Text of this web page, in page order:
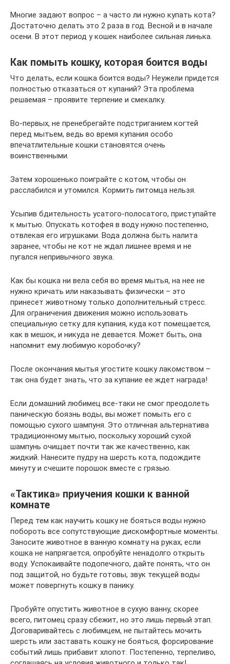
Многие задают вопрос – а часто ли нужно купать кота?
Достаточно делать это 2 раза в год. Весной и в начале
осени. В этот период у кошек наиболее сильная линька.
Как помыть кошку, которая боится воды
Что делать, если кошка боится воды? Неужели придется
полностью отказаться от купаний? Эта проблема
решаемая – проявите терпение и смекалку.
Во-первых, не пренебрегайте подстриганием когтей
перед мытьем, ведь во время купания особо
впечатлительные кошки становятся очень
воинственными.
Затем хорошенько поиграйте с котом, чтобы он
расслабился и утомился. Кормить питомца нельзя.
Усыпив бдительность усатого-полосатого, приступайте
к мытью. Опускать котофея в воду нужно постепенно,
отвлекая его игрушками. Вода должна быть налита
заранее, чтобы не кот не ждал лишнее время и не
пугался непривычного звука.
Как бы кошка ни вела себя во время мытья, на нее не
нужно кричать или наказывать физически – это
принесет животному только дополнительный стресс.
Для ограничения движения можно использовать
специальную сетку для купания, куда кот помещается,
как в мешок, и никуда не девается. Может быть, она
напомнит ему любимую коробочку?
После окончания мытья угостите кошку лакомством –
так она будет знать, что за купание ее ждет награда!
Если домашний любимец все-таки не смог преодолеть
паническую боязнь воды, вы может помыть его с
помощью сухого шампуня. Это отличная альтернатива
традиционному мытью, поскольку хороший сухой
шампунь очищает почти так же качественно, как
жидкий. Нанесите пудру на шерсть кота, подождите
минуту и счешите порошок вместе с грязью.
«Тактика» приучения кошки к ванной
комнате
Перед тем как научить кошку не бояться воды нужно
побороть все сопутствующие дискомфортные моменты.
Заносите животное в ванную комнату на руках, если
кошка не напрягается, опробуйте ненадолго открыть
воду. Успокаивайте подопечного, дайте понять, что он
под защитой, но будьте готовы, звук текущей воды
может повергнуть кошку в панику.
Пробуйте опустить животное в сухую ванну, скорее
всего, питомец сразу сбежит, но это лишь первый этап.
Договаривайтесь с любимцем, не пытайтесь мочить
шерсть или заставать кошку не бояться, форсирование
событий лишь прибавит хлопот. Постепенно, терпеливо,